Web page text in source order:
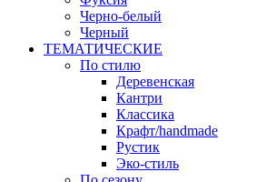
Черно-белый
Черный
ТЕМАТИЧЕСКИЕ
По стилю
Деревенская
Кантри
Классика
Крафт/handmade
Рустик
Эко-стиль